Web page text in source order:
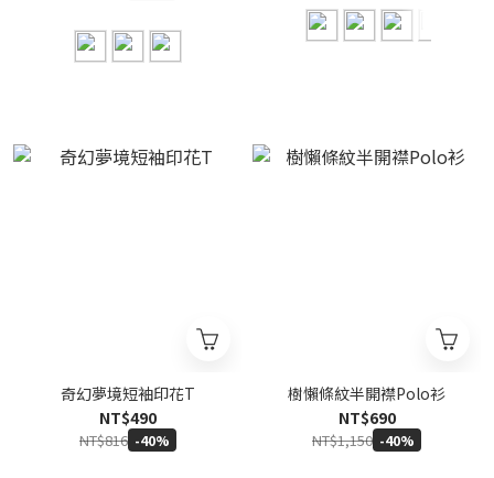
奇幻夢境短袖印花T
NT$490
NT$816 -40%
樹懶條紋半開襟Polo衫
NT$690
NT$1,150 -40%